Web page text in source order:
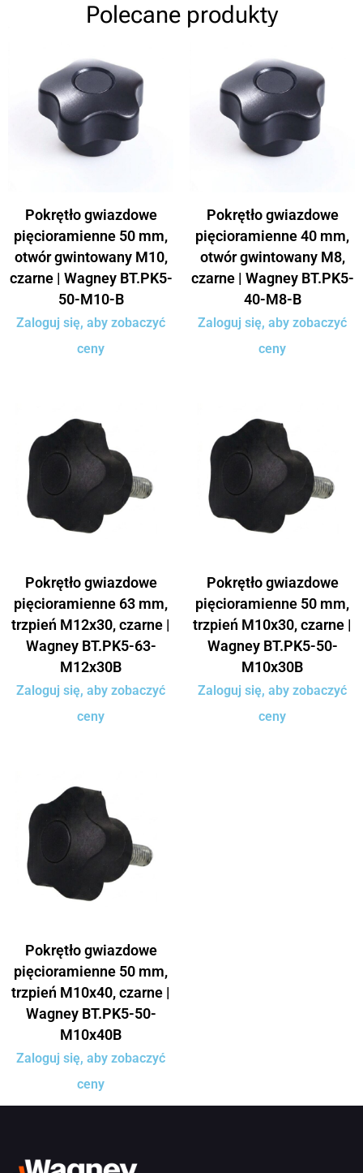
Polecane produkty
Pokrętło gwiazdowe
pięcioramienne 50 mm,
otwór gwintowany M10,
czarne | Wagney BT.PK5-
50-M10-B
Zaloguj się, aby zobaczyć
ceny
Pokrętło gwiazdowe
pięcioramienne 40 mm,
otwór gwintowany M8,
czarne | Wagney BT.PK5-
40-M8-B
Zaloguj się, aby zobaczyć
ceny
Pokrętło gwiazdowe
pięcioramienne 63 mm,
trzpień M12x30, czarne |
Wagney BT.PK5-63-
M12x30B
Zaloguj się, aby zobaczyć
ceny
Pokrętło gwiazdowe
pięcioramienne 50 mm,
trzpień M10x30, czarne |
Wagney BT.PK5-50-
M10x30B
Zaloguj się, aby zobaczyć
ceny
Pokrętło gwiazdowe
pięcioramienne 50 mm,
trzpień M10x40, czarne |
Wagney BT.PK5-50-
M10x40B
Zaloguj się, aby zobaczyć
ceny